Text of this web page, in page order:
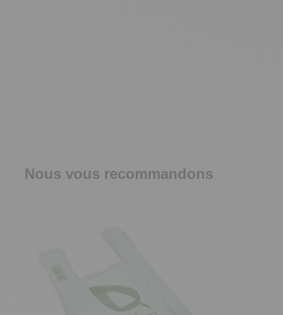
Nous vous recommandons